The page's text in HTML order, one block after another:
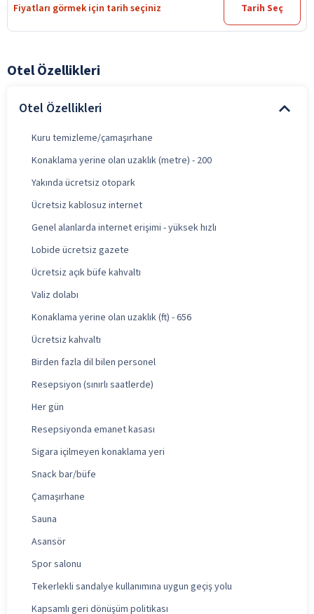
Fiyatları görmek için tarih seçiniz Tarih Seç
Otel Özellikleri
Otel Özellikleri
Kuru temizleme/çamaşırhane
Konaklama yerine olan uzaklık (metre) - 200
Yakında ücretsiz otopark
Ücretsiz kablosuz internet
Genel alanlarda internet erişimi - yüksek hızlı
Lobide ücretsiz gazete
Ücretsiz açık büfe kahvaltı
Valiz dolabı
Konaklama yerine olan uzaklık (ft) - 656
Ücretsiz kahvaltı
Birden fazla dil bilen personel
Resepsiyon (sınırlı saatlerde)
Her gün
Resepsiyonda emanet kasası
Sigara içilmeyen konaklama yeri
Snack bar/büfe
Çamaşırhane
Sauna
Asansör
Spor salonu
Tekerlekli sandalye kullanımına uygun geçiş yolu
Kapsamlı geri dönüşüm politikası